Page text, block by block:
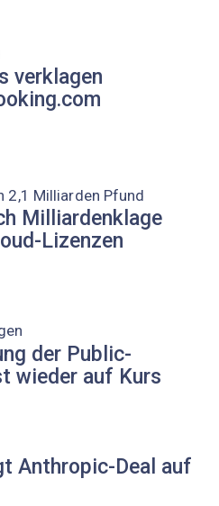
verklagen
2,1 Milliarden Pfund
Milliardenklage
Lizenzen
der Public-
wieder auf Kurs
Anthropic-Deal auf